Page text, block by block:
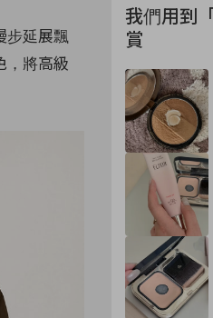
步延展飄
，將高級
我們用到
賞